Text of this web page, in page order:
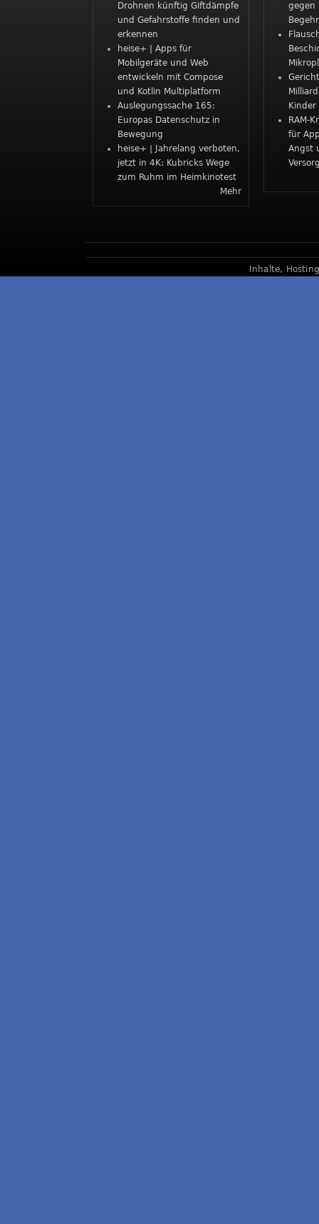
Drohnen künftig Giftdämpfe
und Gefahrstoffe finden und
erkennen
heise+ | Apps für
Mobilgeräte und Web
entwickeln mit Compose
und Kotlin Multiplatform
Auslegungssache 165:
Europas Datenschutz in
Bewegung
heise+ | Jahrelang verboten,
jetzt in 4K: Kubricks Wege
zum Ruhm im Heimkinotest
Mehr
gegen
Kinder
RAM-
für
Angst
Inhalte,